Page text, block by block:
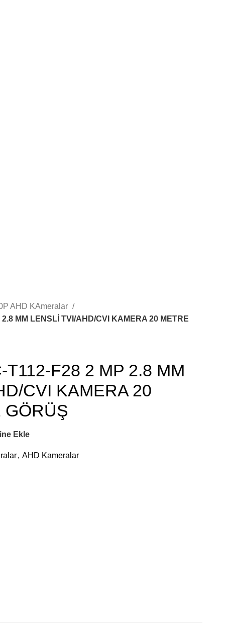
AHD KAmeralar
MM LENSLİ TVI/AHD/CVI KAMERA 20 METRE
F28 2 MP 2.8 MM
CVI KAMERA 20
GÖRÜŞ
Ekle
, AHD Kameralar